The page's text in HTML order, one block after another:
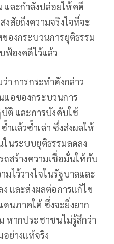
ละกำลังปล่อยให้คดี
สัยถึงความจริงใจที่จะ
องกระบวนการยุติธรรม
ฟ้องคดีไว้แล้ว
า การกระทำดังกล่าว
อของกระบวนการ
ติ และการบังคับใช้
ำแล้วซ้ำเล่า ซึ่งส่งผลให้
นระบบยุติธรรมลดลง
ถสร้างความเชื่อมั่นให้กับ
ไว้วางใจในรัฐบาลและ
และส่งผลต่อการแก้ไข
นภาคใต้ ซึ่งจะยิ่งยาก
หากประชาชนไม่รู้สึกว่า
ย่างแท้จริง